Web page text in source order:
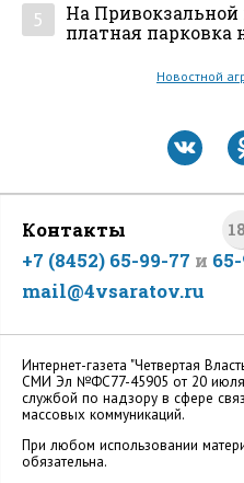
5
На
платная парковка
Новостной
Контакты
+7 (8452) 65-99-77 и
mail@4vsaratov.ru
Интернет-газета "Четвертая
СМИ Эл №ФС77-45905 от 20
службой по надзору в сфере
массовых коммуникаций.
При любом использовании
обязательна.